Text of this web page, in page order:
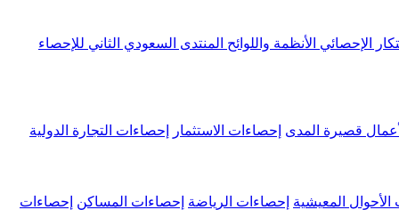
الإحصائي الأنظمة واللوائح المنتدى السعودي الثاني للإحصاء
قصيرة المدى إحصاءات الاستثمار إحصاءات التجارة الدولية
الأحوال المعيشية إحصاءات الرياضة إحصاءات المساكن إحصاءات